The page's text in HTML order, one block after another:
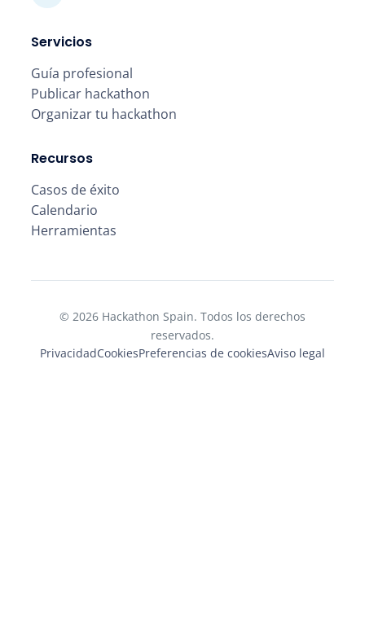
Servicios
Guía profesional
Publicar hackathon
Organizar tu hackathon
Recursos
Casos de éxito
Calendario
Herramientas
© 2026 Hackathon Spain. Todos los derechos
reservados.
PrivacidadCookiesPreferencias de cookiesAviso legal